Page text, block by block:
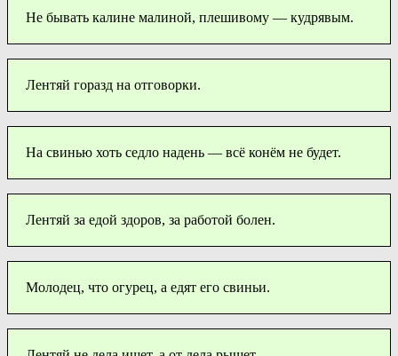
Не бывать калине малиной, плешивому — кудрявым.
Лентяй горазд на отговорки.
На свинью хоть седло надень — всё конём не будет.
Лентяй за едой здоров, за работой болен.
Молодец, что огурец, а едят его свиньи.